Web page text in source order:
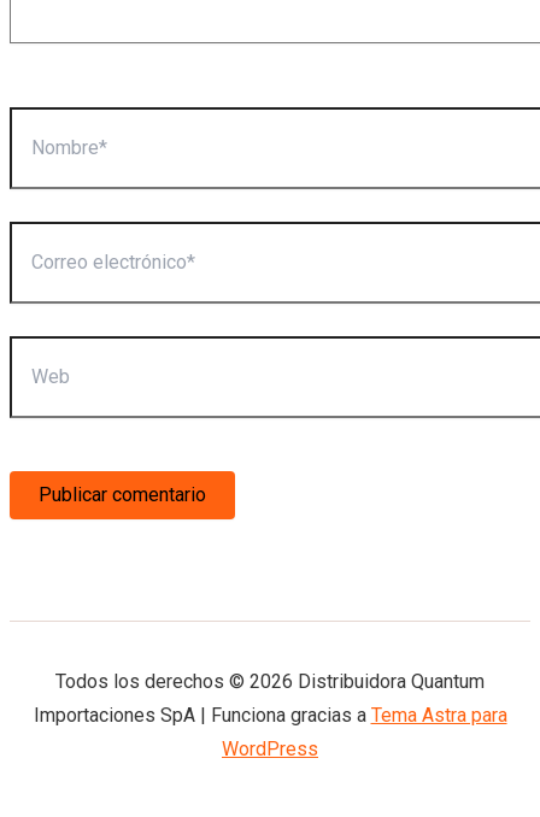
electrónico*
Todos los derechos © 2026 Distribuidora Quantum
Importaciones SpA | Funciona gracias a Tema Astra para
WordPress